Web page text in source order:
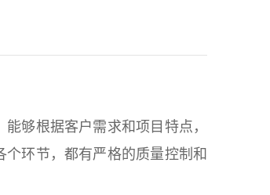
够根据客户需求和项目特点，
环节，都有严格的质量控制和